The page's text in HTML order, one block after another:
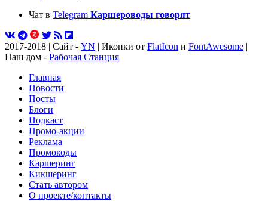
Чат в Telegram Каршероводы говорят
2017-2018 | Сайт - YN | Иконки от FlatIcon и FontAwesome |
Наш дом - Рабочая Станция
Главная
Новости
Посты
Блоги
Подкаст
Промо-акции
Реклама
Промокоды
Каршеринг
Кикшеринг
Стать автором
О проекте/контакты